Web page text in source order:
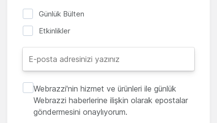
Günlük Bülten
Etkinlikler
Webrazzi'nin hizmet ve ürünleri ile günlük
Webrazzi haberlerine ilişkin olarak epostalar
göndermesini onaylıyorum.